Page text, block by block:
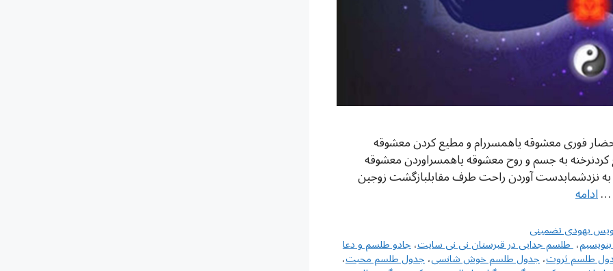
فوری معشوقه یاهمسررام و مطیع کردن معشوقه
به جسم و روح معشوقه یاهمسراوردن معشوقه
به نزدشمابدست آوردن راحت طرف مقابلبازگشت زوجین
…ادامه
یهودی تضمینی
،‌ طلسم جدایی در قبرستان نی نی سایت،جادو طلسم و دعا
طلسم ثروت،جدول طلسم خوش شانسی،جدول طلسم محبت،